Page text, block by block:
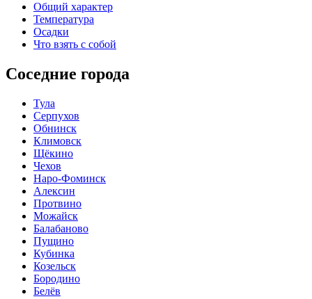
Общий характер
Температура
Осадки
Что взять с собой
Соседние города
Тула
Серпухов
Обнинск
Климовск
Щёкино
Чехов
Наро-Фоминск
Алексин
Протвино
Можайск
Балабаново
Пущино
Кубинка
Козельск
Бородино
Белёв